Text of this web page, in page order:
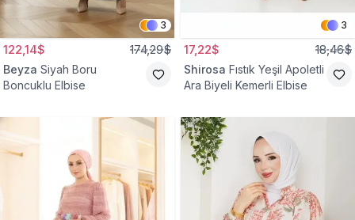
3
122,14$ 174,29$
Beyza Siyah Boru
Boncuklu Elbise
3
17,22$ 18,46$
Shirosa Fıstık Yeşil Apoletli
Ara Biyeli Kemerli Elbise